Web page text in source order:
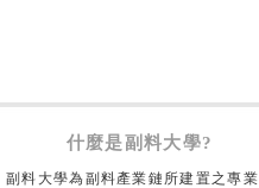
什麼是副料大學?
副料大學為副料產業鏈所建置之專業